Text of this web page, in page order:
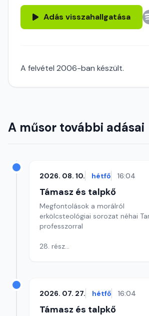
Adás visszahallgatása
A felvétel 2006-ban készült.
A műsor további adásai
2026. 08. 10. hétfő 16:04
Támasz és talpkő
Megfontolások a morálról
erkölcsteológiai sorozat néhai
professzorral
28. rész
Szerkesztő: Szikora József
2026. 07. 27. hétfő 16:04
Támasz és talpkő